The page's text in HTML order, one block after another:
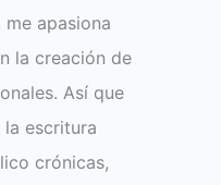
me apasiona
la creación de
Así que
escritura
crónicas,